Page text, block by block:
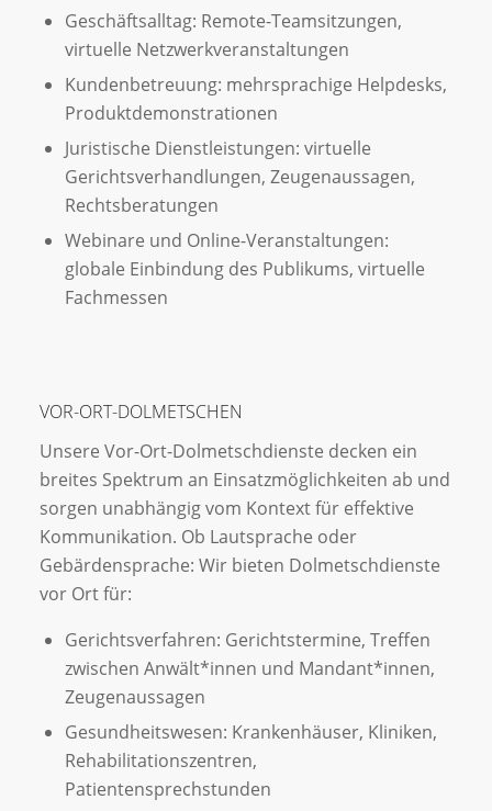
Geschäftsalltag: Remote-Teamsitzungen,
virtuelle Netzwerkveranstaltungen
Kundenbetreuung: mehrsprachige Helpdesks,
Produktdemonstrationen
Juristische Dienstleistungen: virtuelle
Gerichtsverhandlungen, Zeugenaussagen,
Rechtsberatungen
Webinare und Online-Veranstaltungen:
globale Einbindung des Publikums, virtuelle
Fachmessen
VOR-ORT-DOLMETSCHEN
Unsere Vor-Ort-Dolmetschdienste decken ein
breites Spektrum an Einsatzmöglichkeiten ab und
sorgen unabhängig vom Kontext für effektive
Kommunikation. Ob Lautsprache oder
Gebärdensprache: Wir bieten Dolmetschdienste
vor Ort für:
Gerichtsverfahren: Gerichtstermine, Treffen
zwischen Anwält*innen und Mandant*innen,
Zeugenaussagen
Gesundheitswesen: Krankenhäuser, Kliniken,
Rehabilitationszentren,
Patientensprechstunden